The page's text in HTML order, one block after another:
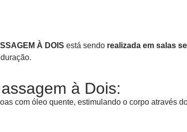
À DOIS está sendo realizada em salas
à Dois:
com óleo quente, estimulando o corpo através